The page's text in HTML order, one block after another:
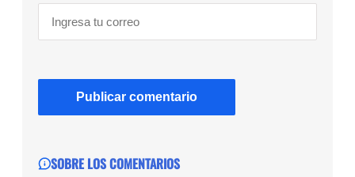
SOBRE LOS COMENTARIOS